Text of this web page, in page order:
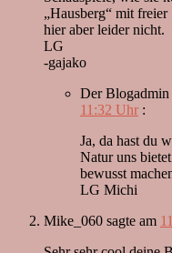
„Hausberg“ mit
hier aber leider nicht.
LG
-gajako
Der Blogadmin
11:32 Uhr :
Ja, da hast du
Natur uns
bewusst
LG Michi
Mike_060 sagte am